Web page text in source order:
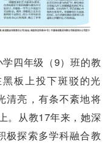
四年级（9）班的教
板上投下斑驳的光
清亮，有条不紊地将
。从教17年来，她深
极探索多学科融合教